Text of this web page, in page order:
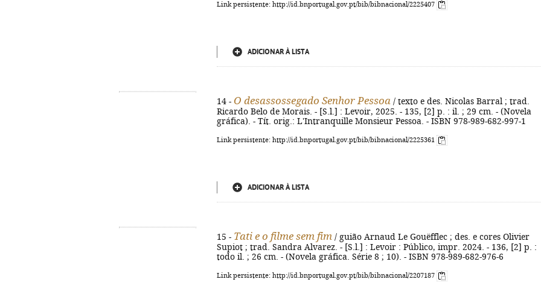
Link persistente: http://id.bnportugal.gov.pt/bib/bibnacional/2225407
ADICIONAR À LISTA
14 - O desassossegado Senhor Pessoa / texto e des. Nicolas Barral ; trad.
Ricardo Belo de Morais. - [S.l.] : Levoir, 2025. - 135, [2] p. : il. ; 29 cm. - (Novela
gráfica). - Tít. orig.: L'Intranquille Monsieur Pessoa. - ISBN 978-989-682-997-1
Link persistente: http://id.bnportugal.gov.pt/bib/bibnacional/2225361
ADICIONAR À LISTA
15 - Tati e o filme sem fim / guião Arnaud Le Gouëfflec ; des. e cores Olivier
Supiot ; trad. Sandra Alvarez. - [S.l.] : Levoir : Público, impr. 2024. - 136, [2] p. :
todo il. ; 26 cm. - (Novela gráfica. Série 8 ; 10). - ISBN 978-989-682-976-6
Link persistente: http://id.bnportugal.gov.pt/bib/bibnacional/2207187